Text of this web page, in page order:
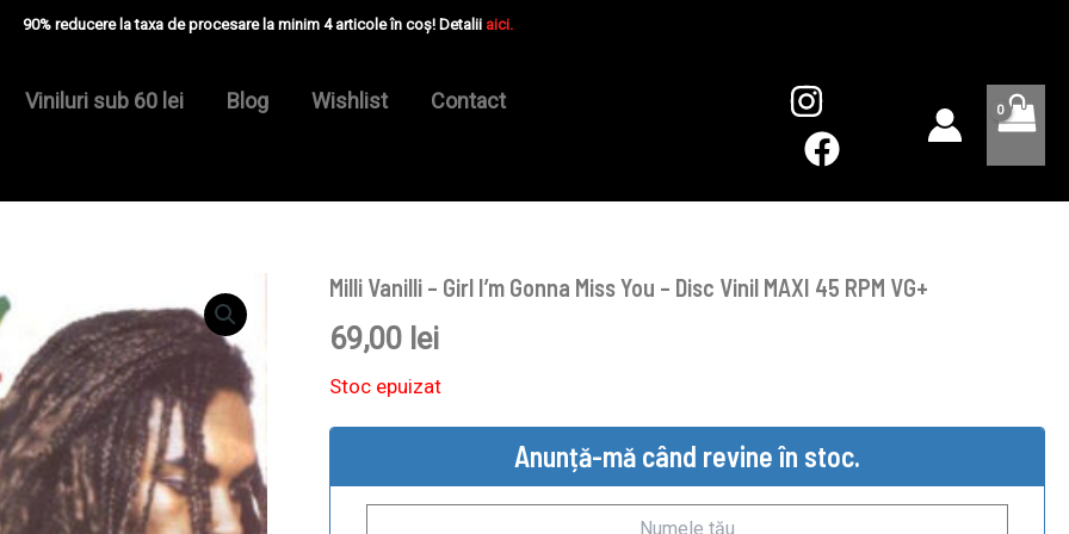
90% reducere la taxa de procesare la minim 4 articole în coș! Detalii aici.
Viniluri sub 60 lei Blog Wishlist Contact
Milli Vanilli ‎– Girl I’m Gonna Miss You – Disc Vinil MAXI 45 RPM VG+
69,00 lei
Stoc epuizat
Anunță-mă când revine în stoc.